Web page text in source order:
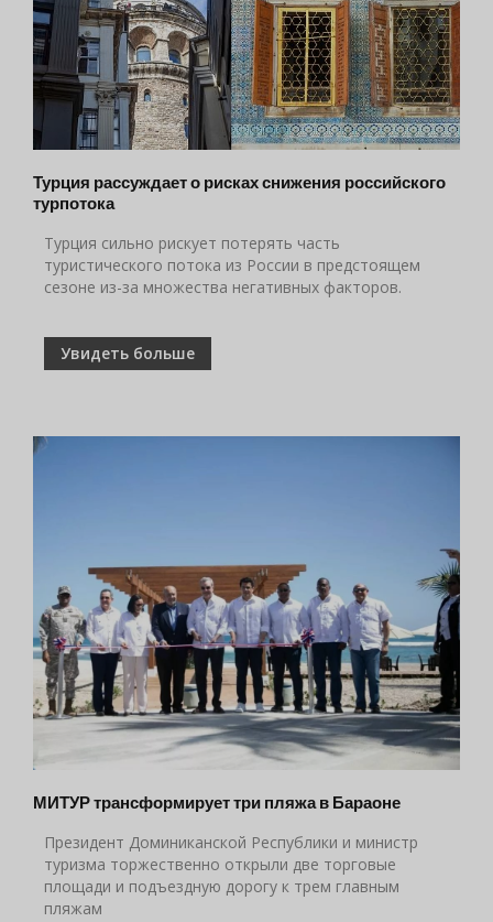
Турция рассуждает о рисках снижения российского
турпотока
Турция сильно рискует потерять часть
туристического потока из России в предстоящем
сезоне из-за множества негативных факторов.
Увидеть больше
МИТУР трансформирует три пляжа в Бараоне
Президент Доминиканской Республики и министр
туризма торжественно открыли две торговые
площади и подъездную дорогу к трем главным
пляжам